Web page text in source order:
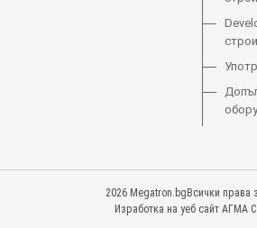
2026 Megatron.bgВсички права
Изработка на уеб сайт АГМА